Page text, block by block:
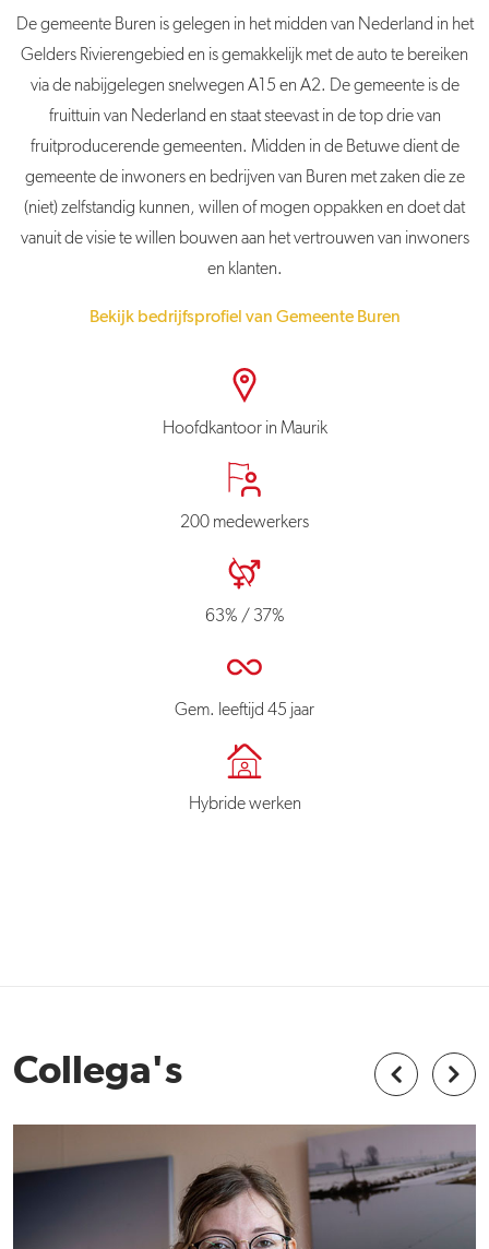
Degemeente Buren is gelegen in het midden van Nederland in het
Gelders Rivierengebied en is gemakkelijk met de auto te bereiken
via de nabijgelegen snelwegen A15 en A2. De gemeenteis de
fruittuin van Nederland en staat steevast in de top drie van
fruitproducerende gemeenten. Midden in de Betuwe dient de
gemeente de inwoners en bedrijven van Buren met zaken die ze
(niet) zelfstandig kunnen, willen of mogen oppakken en doet dat
vanuit de visie te willen bouwen aan het vertrouwen van inwoners
en klanten.
Bekijk bedrijfsprofiel van Gemeente Buren
Hoofdkantoor in Maurik
200 medewerkers
63% / 37%
Gem. leeftijd 45 jaar
Hybride werken
Collega's